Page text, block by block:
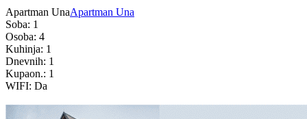
Apartman UnaApartman Una
Soba: 1
Osoba: 4
Kuhinja: 1
Dnevnih: 1
Kupaon.: 1
WIFI: Da